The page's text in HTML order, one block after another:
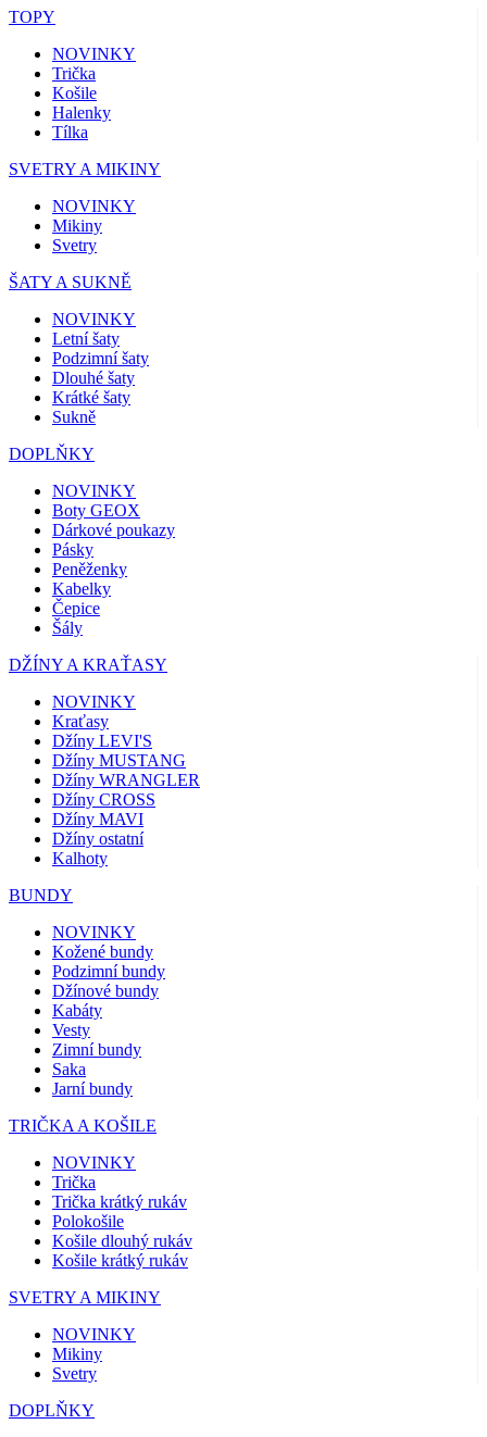
TOPY
NOVINKY
Trička
Košile
Halenky
Tílka
SVETRY A MIKINY
NOVINKY
Mikiny
Svetry
ŠATY A SUKNĚ
NOVINKY
Letní šaty
Podzimní šaty
Dlouhé šaty
Krátké šaty
Sukně
DOPLŇKY
NOVINKY
Boty GEOX
Dárkové poukazy
Pásky
Peněženky
Kabelky
Čepice
Šály
DŽÍNY A KRAŤASY
NOVINKY
Kraťasy
Džíny LEVI'S
Džíny MUSTANG
Džíny WRANGLER
Džíny CROSS
Džíny MAVI
Džíny ostatní
Kalhoty
BUNDY
NOVINKY
Kožené bundy
Podzimní bundy
Džínové bundy
Kabáty
Vesty
Zimní bundy
Saka
Jarní bundy
TRIČKA A KOŠILE
NOVINKY
Trička
Trička krátký rukáv
Polokošile
Košile dlouhý rukáv
Košile krátký rukáv
SVETRY A MIKINY
NOVINKY
Mikiny
Svetry
DOPLŇKY